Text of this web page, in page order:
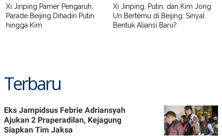
SITEMAPPROFILETERM
PRIVACY
POLICY
Xi Jinping Pamer Pengaruh,
Parade Beijing Dihadiri Putin
hingga Kim
Xi Jinping, Putin, dan Kim Jong
Un Bertemu di Beijing: Sinyal
Bentuk Aliansi Baru?
Terbaru
Eks Jampidsus Febrie Adriansyah
Ajukan 2 Praperadilan, Kejagung
Siapkan Tim Jaksa